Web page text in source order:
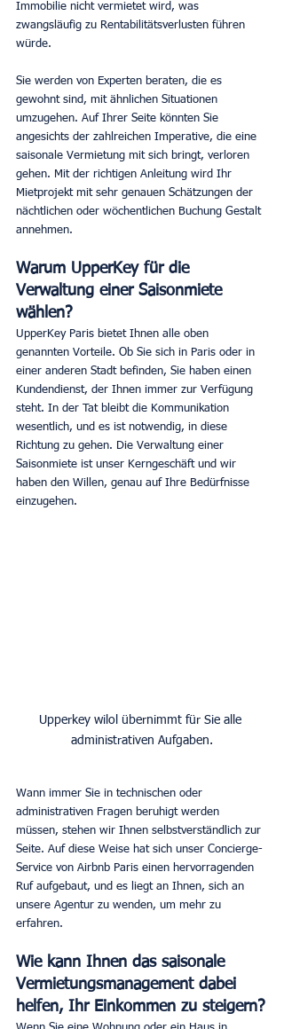
Immobilie nicht vermietet wird, was
zwangsläufig zu Rentabilitätsverlusten führen
würde.
Sie werden von Experten beraten, die es
gewohnt sind, mit ähnlichen Situationen
umzugehen. Auf Ihrer Seite könnten Sie
angesichts der zahlreichen Imperative, die eine
saisonale Vermietung mit sich bringt, verloren
gehen. Mit der richtigen Anleitung wird Ihr
Mietprojekt mit sehr genauen Schätzungen der
nächtlichen oder wöchentlichen Buchung Gestalt
annehmen.
Warum UpperKey für die
Verwaltung einer Saisonmiete
wählen?
UpperKey Paris bietet Ihnen alle oben
genannten Vorteile. Ob Sie sich in Paris oder in
einer anderen Stadt befinden, Sie haben einen
Kundendienst, der Ihnen immer zur Verfügung
steht. In der Tat bleibt die Kommunikation
wesentlich, und es ist notwendig, in diese
Richtung zu gehen. Die Verwaltung einer
Saisonmiete ist unser Kerngeschäft und wir
haben den Willen, genau auf Ihre Bedürfnisse
einzugehen.
Upperkey wilol übernimmt für Sie alle
administrativen Aufgaben.
Wann immer Sie in technischen oder
administrativen Fragen beruhigt werden
müssen, stehen wir Ihnen selbstverständlich zur
Seite. Auf diese Weise hat sich unser Concierge-
Service von Airbnb Paris einen hervorragenden
Ruf aufgebaut, und es liegt an Ihnen, sich an
unsere Agentur zu wenden, um mehr zu
erfahren.
Wie kann Ihnen das saisonale
Vermietungsmanagement dabei
helfen, Ihr Einkommen zu steigern?